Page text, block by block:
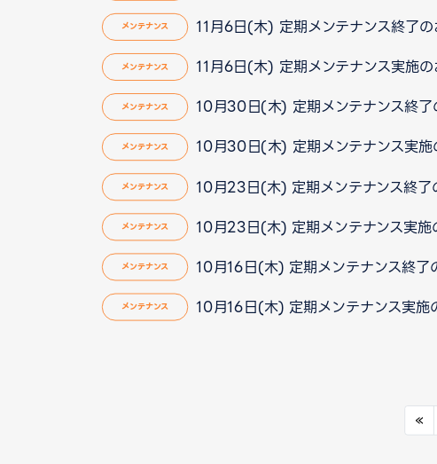
メンテナンス 11月6日(木) 定期メンテナンス終了
メンテナンス 11月6日(木) 定期メンテナンス実施
メンテナンス 10月30日(木) 定期メンテナンス終了
メンテナンス 10月30日(木) 定期メンテナンス実施
メンテナンス 10月23日(木) 定期メンテナンス終了
メンテナンス 10月23日(木) 定期メンテナンス実施
メンテナンス 10月16日(木) 定期メンテナンス終了
メンテナンス 10月16日(木) 定期メンテナンス実施
«